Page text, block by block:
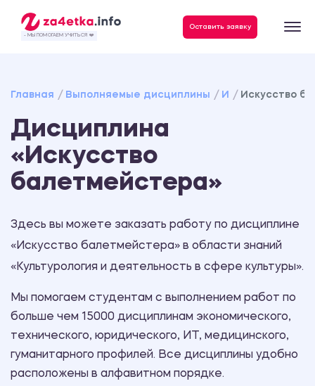
- МЫ ПОМОГАЕМ УЧИТЬСЯ ❤️
Оставить заявку
Главная Выполняемые дисциплины И Искусство
Дисциплина
«Искусство
балетмейстера»
Здесь вы можете заказать работу по дисциплине
«Искусство балетмейстера» в области знаний
«Культурология и деятельность в сфере культуры».
Мы помогаем студентам с выполнением работ по
больше чем 15000 дисциплинам экономического,
технического, юридического, ИТ, медицинского,
гуманитарного профилей. Все дисциплины удобно
расположены в алфавитном порядке.